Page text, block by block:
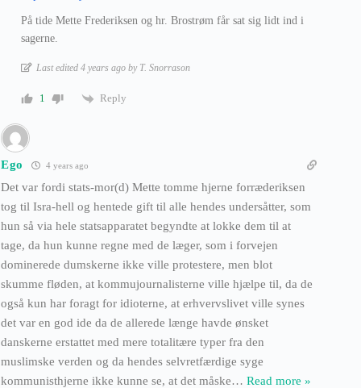
På tide Mette Frederiksen og hr. Brostrøm får sat sig lidt ind i
sagerne.
Last edited 4 years ago by T. Snorrason
1 Reply
Ego 4 years ago
Det var fordi stats-mor(d) Mette tomme hjerne forræderiksen
tog til Isra-hell og hentede gift til alle hendes undersåtter, som
hun så via hele statsapparatet begyndte at lokke dem til at
tage, da hun kunne regne med de læger, som i forvejen
dominerede dumskerne ikke ville protestere, men blot
skumme fløden, at kommujournalisterne ville hjælpe til, da de
også kun har foragt for idioterne, at erhvervslivet ville synes
det var en god ide da de allerede længe havde ønsket
danskerne erstattet med mere totalitære typer fra den
muslimske verden og da hendes selvretfærdige syge
kommunisthjerne ikke kunne se, at det måske… Read more »